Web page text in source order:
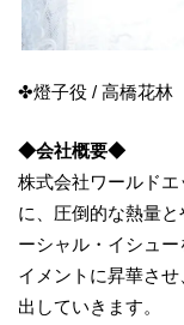
✤燈子役 / 高橋花林
◆会社概要◆
株式会社ワールド
に、圧倒的な熱量
ーシャル・イシュ
イメントに昇華さ
出していきます。